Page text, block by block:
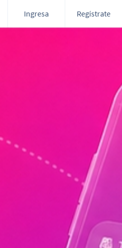
Ingresa Regístrate